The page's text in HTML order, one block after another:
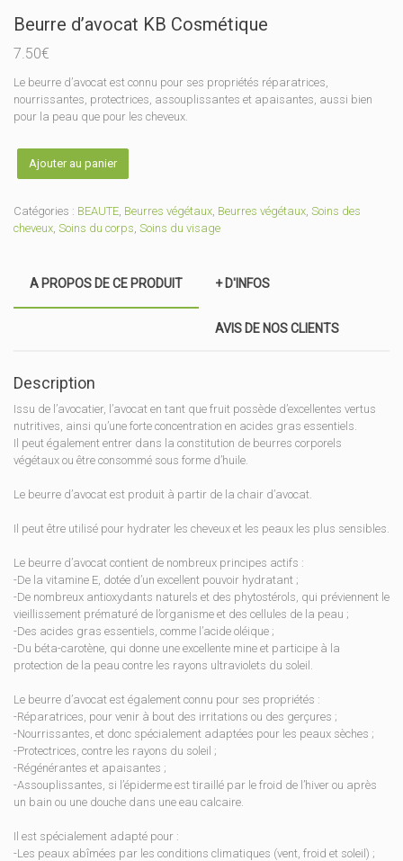
Beurre d’avocat KB Cosmétique
7.50€
Le beurre d’avocat est connu pour ses propriétés réparatrices,
nourrissantes, protectrices, assouplissantes et apaisantes, aussi bien
pour la peau que pour les cheveux.
d'avocat
KB
Cosmétique
Ajouter au panier
Catégories : BEAUTE, Beurres végétaux, Beurres végétaux, Soins des
cheveux, Soins du corps, Soins du visage
A PROPOS DE CE PRODUIT + D'INFOS
AVIS DE NOS CLIENTS
Description
Issu de l’avocatier, l’avocat en tant que fruit possède d’excellentes vertus
nutritives, ainsi qu’une forte concentration en acides gras essentiels.
Il peut également entrer dans la constitution de beurres corporels
végétaux ou être consommé sous forme d’huile.
Le beurre d’avocat est produit à partir de la chair d’avocat.
Il peut être utilisé pour hydrater les cheveux et les peaux les plus sensibles.
Le beurre d’avocat contient de nombreux principes actifs :
-De la vitamine E, dotée d’un excellent pouvoir hydratant ;
-De nombreux antioxydants naturels et des phytostérols, qui préviennent le
vieillissement prématuré de l’organisme et des cellules de la peau ;
-Des acides gras essentiels, comme l’acide oléique ;
-Du béta-carotène, qui donne une excellente mine et participe à la
protection de la peau contre les rayons ultraviolets du soleil.
Le beurre d’avocat est également connu pour ses propriétés :
-Réparatrices, pour venir à bout des irritations ou des gerçures ;
-Nourrissantes, et donc spécialement adaptées pour les peaux sèches ;
-Protectrices, contre les rayons du soleil ;
-Régénérantes et apaisantes ;
-Assouplissantes, si l’épiderme est tiraillé par le froid de l’hiver ou après
un bain ou une douche dans une eau calcaire.
Il est spécialement adapté pour :
-Les peaux abîmées par les conditions climatiques (vent, froid et soleil) ;